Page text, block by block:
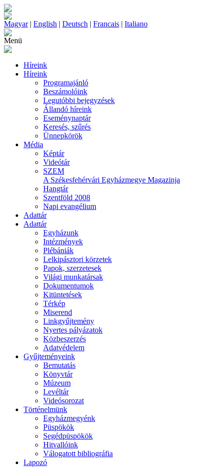
Magyar| English | Deutsch | Francais | Italiano
Menü
Híreink
Híreink
Programajánló
Beszámolóink
Legutóbbi bejegyzések
Állandó híreink
Eseménynaptár
Keresés, szűrés
Ünnepkörök
Média
Képtár
Videótár
SZEM
A Székesfehérvári Egyházmegye Magazinja
Hangtár
Szentföld 2008
Napi evangélium
Adattár
Adattár
Egyházunk
Intézmények
Plébániák
Lelkipásztori körzetek
Papok, szerzetesek
Világi munkatársak
Dokumentumok
Kitüntetések
Térkép
Miserend
Linkgyűjtemény
Nyertes pályázatok
Közbeszerzés
Adatvédelem
Gyűjteményeink
Bemutatás
Könyvtár
Múzeum
Levéltár
Videósorozat
Történelmünk
Egyházmegyénk
Püspökök
Segédpüspökök
Hitvallóink
Válogatott bibliográfia
Lapozó